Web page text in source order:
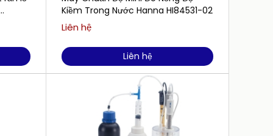
Kiềm Trong Nước Hanna HI84531-02
Liên hệ
Liên hệ